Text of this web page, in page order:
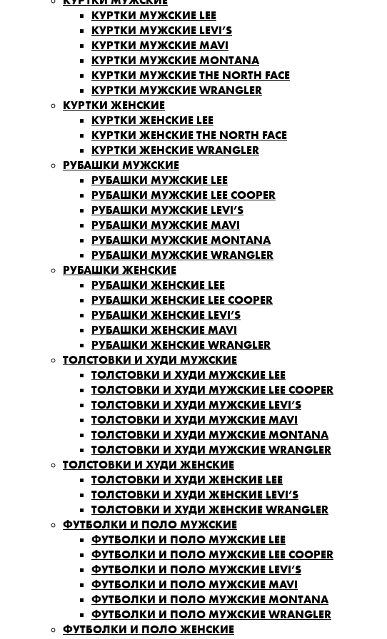
КУРТКИ МУЖСКИЕ LEE
КУРТКИ МУЖСКИЕ LEVI’S
КУРТКИ МУЖСКИЕ MAVI
КУРТКИ МУЖСКИЕ MONTANA
КУРТКИ МУЖСКИЕ THE NORTH FACE
КУРТКИ МУЖСКИЕ WRANGLER
КУРТКИ ЖЕНСКИЕ
КУРТКИ ЖЕНСКИЕ LEE
КУРТКИ ЖЕНСКИЕ THE NORTH FACE
КУРТКИ ЖЕНСКИЕ WRANGLER
РУБАШКИ МУЖСКИЕ
РУБАШКИ МУЖСКИЕ LEE
РУБАШКИ МУЖСКИЕ LEE COOPER
РУБАШКИ МУЖСКИЕ LEVI’S
РУБАШКИ МУЖСКИЕ MAVI
РУБАШКИ МУЖСКИЕ MONTANA
РУБАШКИ МУЖСКИЕ WRANGLER
РУБАШКИ ЖЕНСКИЕ
РУБАШКИ ЖЕНСКИЕ LEE
РУБАШКИ ЖЕНСКИЕ LEE COOPER
РУБАШКИ ЖЕНСКИЕ LEVI’S
РУБАШКИ ЖЕНСКИЕ MAVI
РУБАШКИ ЖЕНСКИЕ WRANGLER
ТОЛСТОВКИ И ХУДИ МУЖСКИЕ
ТОЛСТОВКИ И ХУДИ МУЖСКИЕ LEE
ТОЛСТОВКИ И ХУДИ МУЖСКИЕ LEE COOPER
ТОЛСТОВКИ И ХУДИ МУЖСКИЕ LEVI’S
ТОЛСТОВКИ И ХУДИ МУЖСКИЕ MAVI
ТОЛСТОВКИ И ХУДИ МУЖСКИЕ MONTANA
ТОЛСТОВКИ И ХУДИ МУЖСКИЕ WRANGLER
ТОЛСТОВКИ И ХУДИ ЖЕНСКИЕ
ТОЛСТОВКИ И ХУДИ ЖЕНСКИЕ LEE
ТОЛСТОВКИ И ХУДИ ЖЕНСКИЕ LEVI’S
ТОЛСТОВКИ И ХУДИ ЖЕНСКИЕ WRANGLER
ФУТБОЛКИ И ПОЛО МУЖСКИЕ
ФУТБОЛКИ И ПОЛО МУЖСКИЕ LEE
ФУТБОЛКИ И ПОЛО МУЖСКИЕ LEE COOPER
ФУТБОЛКИ И ПОЛО МУЖСКИЕ LEVI’S
ФУТБОЛКИ И ПОЛО МУЖСКИЕ MAVI
ФУТБОЛКИ И ПОЛО МУЖСКИЕ MONTANA
ФУТБОЛКИ И ПОЛО МУЖСКИЕ WRANGLER
ФУТБОЛКИ И ПОЛО ЖЕНСКИЕ